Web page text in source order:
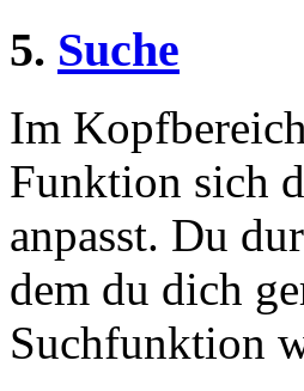
5. Suche
Im
Funktion sich
anpasst. Du
dem du dich
Suchfunktion